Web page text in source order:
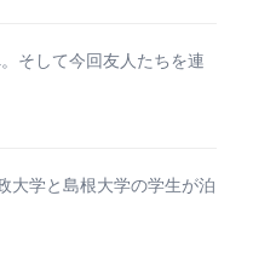
そして今回友人たちを連
大学と島根大学の学生が泊